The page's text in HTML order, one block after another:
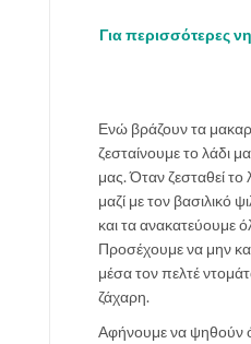
Για περισσότερες
Ενώ βράζουν τα
ζεσταίνουμε το λάδι
μας. Όταν ζεσταθεί
μαζί με τον βασιλικό
και τα ανακατεύουμε
Προσέχουμε να μην
μέσα τον πελτέ
ζάχαρη.
Αφήνουμε να ψηθούν